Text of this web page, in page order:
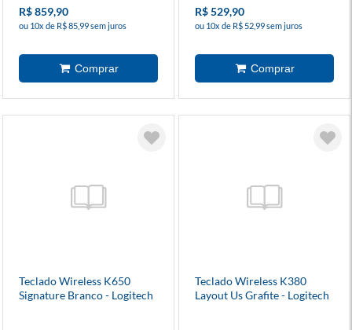
R$ 859,90
ou 10x de R$ 85,99 sem juros
R$ 529,90
ou 10x de R$ 52,99 sem juros
Teclado Wireless K650
Signature Branco - Logitech
Teclado Wireless K380
Layout Us Grafite - Logitech